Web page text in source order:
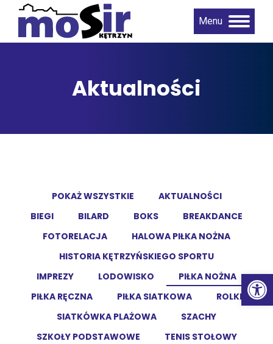
Menu
Aktualności
POKAŻ WSZYSTKIE
AKTUALNOŚCI
BIEGI
BILARD BOKS
BREAKDANCE
FOTORELACJA
HALOWA PIŁKA NOŻNA
HISTORIA KĘTRZYŃSKIEGO SPORTU
IMPREZY
LODOWISKO
PIŁKA NOŻNA
PIŁKA RĘCZNA
PIŁKA SIATKOWA
ROLKI
SIATKÓWKA PLAŻOWA
SZACHY
SZKOŁY PODSTAWOWE
TENIS STOŁOWY